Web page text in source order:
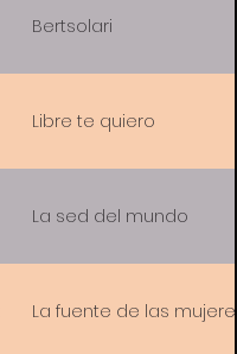
Bertsolari
Libre te quiero
La sed del mundo
La fuente de las mujeres